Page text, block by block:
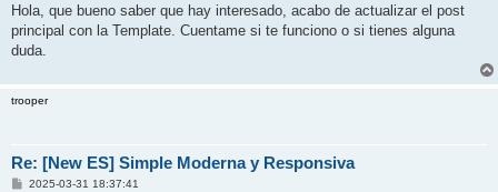
Hola, que bueno saber que hay interesado, acabo de actualizar el post
principal con la Template. Cuentame si te funciono o si tienes alguna
duda.
trooper
Re: [New ES] Simple Moderna y Responsiva
P2025-03-31 18:37:41